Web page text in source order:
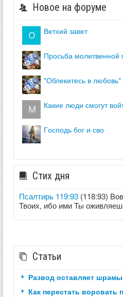
Новое на форуме
ветхий завет
просьба
"облекитесь в
какие люди смогут
господь бог и сво
Стих дня
Псалтирь 119:93 (118:93)
Твоих, ибо ими Ты
Статьи
Развод оставляет
Как перестать воровать